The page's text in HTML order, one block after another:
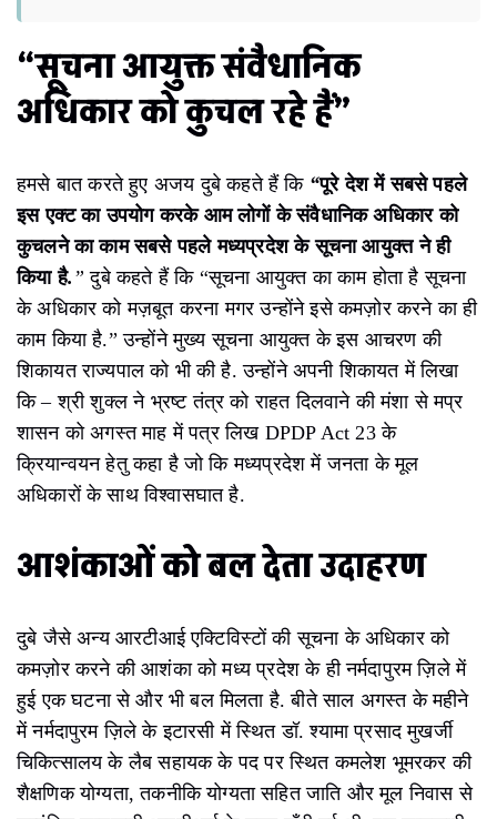
“सूचना आयुक्त संवैधानिक
अधिकार को कुचल रहे हैं”
हमसे बात करते हुए अजय दुबे कहते हैं कि “पूरे देश में सबसे पहले
इस एक्ट का उपयोग करके आम लोगों के संवैधानिक अधिकार को
कुचलने का काम सबसे पहले मध्यप्रदेश के सूचना आयुक्त ने ही
किया है. ” दुबे कहते हैं कि “सूचना आयुक्त का काम होता है सूचना
के अधिकार को मज़बूत करना मगर उन्होंने इसे कमज़ोर करने का ही
काम किया है.” उन्होंने मुख्य सूचना आयुक्त के इस आचरण की
शिकायत राज्यपाल को भी की है. उन्होंने अपनी शिकायत में लिखा
कि – श्री शुक्ल ने भ्रष्ट तंत्र को राहत दिलवाने की मंशा से मप्र
शासन को अगस्त माह में पत्र लिख DPDP Act 23 के
क्रियान्वयन हेतु कहा है जो कि मध्यप्रदेश में जनता के मूल
अधिकारों के साथ विश्वासघात है.
आशंकाओं को बल देता उदाहरण
दुबे जैसे अन्य आरटीआई एक्टिविस्टों की सूचना के अधिकार को
कमज़ोर करने की आशंका को मध्य प्रदेश के ही नर्मदापुरम ज़िले में
हुई एक घटना से और भी बल मिलता है. बीते साल अगस्त के महीने
में नर्मदापुरम ज़िले के इटारसी में स्थित डॉ. श्यामा प्रसाद मुखर्जी
चिकित्सालय के लैब सहायक के पद पर स्थित कमलेश भूमरकर की
शैक्षणिक योग्यता, तकनीकि योग्यता सहित जाति और मूल निवास से